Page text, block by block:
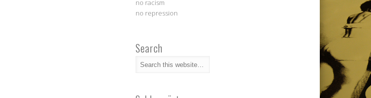
no racism
no repression
Search